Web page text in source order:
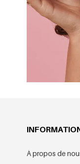
À propos de